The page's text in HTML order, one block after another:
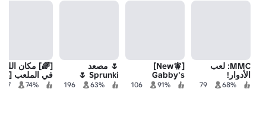
MMC: لعب
الأدوار!
68%
79
[🧚New]
Gabby's
Dollhouse
91%
106
🌷 مصعد
Sprunki 🌷
63%
196
[🌈] مكان
في الملعب
قصر Bouncy!74%
107